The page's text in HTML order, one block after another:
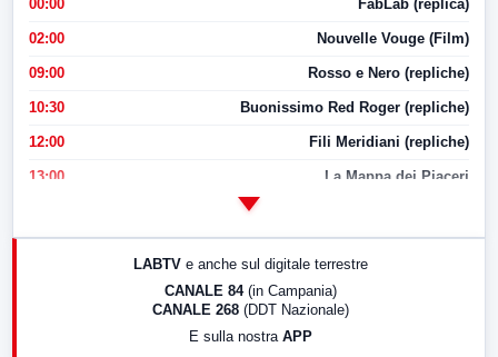
00:00 FabLab (replica)
02:00 Nouvelle Vouge (Film)
09:00 Rosso e Nero (repliche)
10:30 Buonissimo Red Roger (repliche)
12:00 Fili Meridiani (repliche)
13:00 La Mappa dei Piaceri
LABTV e anche sul digitale terrestre
CANALE 84 (in Campania)
CANALE 268 (DDT Nazionale)
E sulla nostra APP